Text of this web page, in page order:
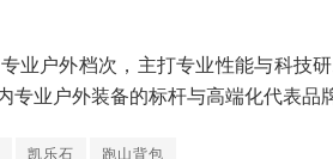
业户外档次，主打专业性能与科技
业户外装备的标杆与高端化代表品牌
凯乐石 跑山背包